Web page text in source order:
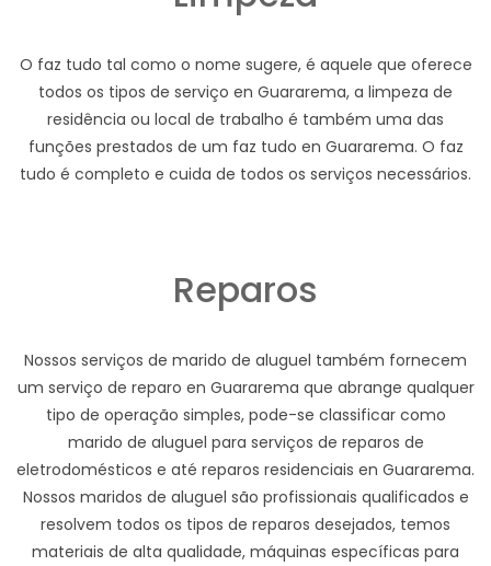
O faz tudo tal como o nome sugere, é aquele que oferece
todos os tipos de serviço en Guararema, a limpeza de
residência ou local de trabalho é também uma das
funções prestados de um faz tudo en Guararema. O faz
tudo é completo e cuida de todos os serviços necessários.
Reparos
Nossos serviços de marido de aluguel também fornecem
um serviço de reparo en Guararema que abrange qualquer
tipo de operação simples, pode-se classificar como
marido de aluguel para serviços de reparos de
eletrodomésticos e até reparos residenciais en Guararema.
Nossos maridos de aluguel são profissionais qualificados e
resolvem todos os tipos de reparos desejados, temos
materiais de alta qualidade, máquinas específicas para